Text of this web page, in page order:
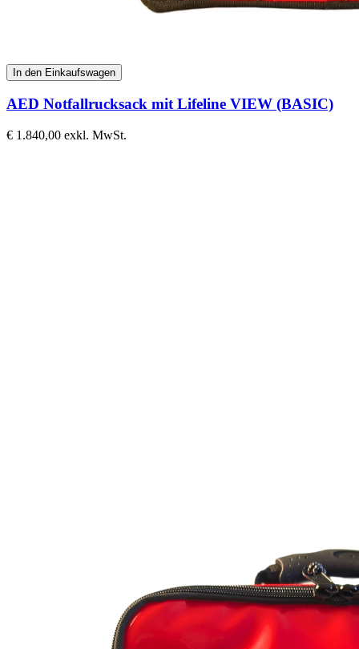
In den Einkaufswagen
AED Notfallrucksack mit Lifeline VIEW (BASIC)
€ 1.840,00 exkl. MwSt.